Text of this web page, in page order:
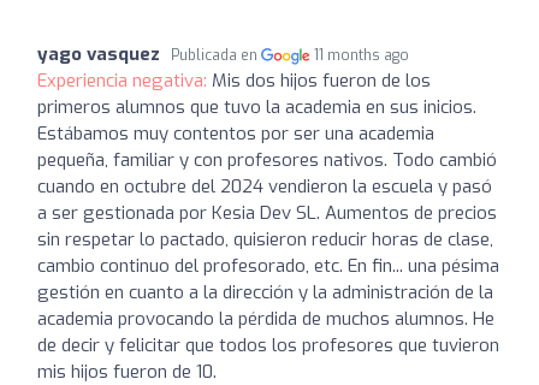
yago vasquez Publicada en 11 months ago
Experiencia negativa: Mis dos hijos fueron de los
primeros alumnos que tuvo la academia en sus inicios.
Estábamos muy contentos por ser una academia
pequeña, familiar y con profesores nativos. Todo cambió
cuando en octubre del 2024 vendieron la escuela y pasó
a ser gestionada por Kesia Dev SL. Aumentos de precios
sin respetar lo pactado, quisieron reducir horas de clase,
cambio continuo del profesorado, etc. En fin... una pésima
gestión en cuanto a la dirección y la administración de la
academia provocando la pérdida de muchos alumnos. He
de decir y felicitar que todos los profesores que tuvieron
mis hijos fueron de 10.